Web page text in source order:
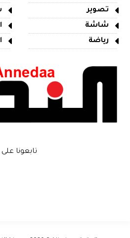
تصوير
شاشة
رياضة
تابعونا على